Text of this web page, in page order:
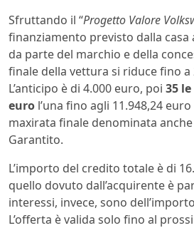
Sfruttando il “Progetto Valore
finanziamento previsto dalla casa
da parte del marchio e della
finale della vettura si riduce fino a
L’anticipo è di 4.000 euro, poi 35
euro l’una fino agli 11.948,24
maxirata finale denominata
Garantito.
L’importo del credito totale è di
quello dovuto dall’acquirente è
interessi, invece, sono
L’offerta è valida solo fino al